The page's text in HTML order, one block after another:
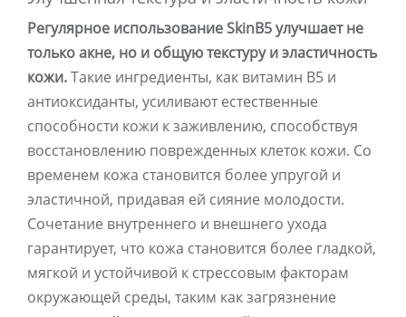
Регулярное использование SkinB5 улучшает не
только акне, но и общую текстуру и эластичность
кожи.Такие ингредиенты, как витамин B5 и
антиоксиданты, усиливают естественные
способности кожи к заживлению, способствуя
восстановлению поврежденных клеток кожи. Со
временем кожа становится более упругой и
эластичной, придавая ей сияние молодости.
Сочетание внутреннего и внешнего ухода
гарантирует, что кожа становится более гладкой,
мягкой и устойчивой к стрессовым факторам
окружающей среды, таким как загрязнение